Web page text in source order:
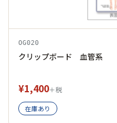
OG020
クリップボード 血管系
¥1,400＋税
在庫あり